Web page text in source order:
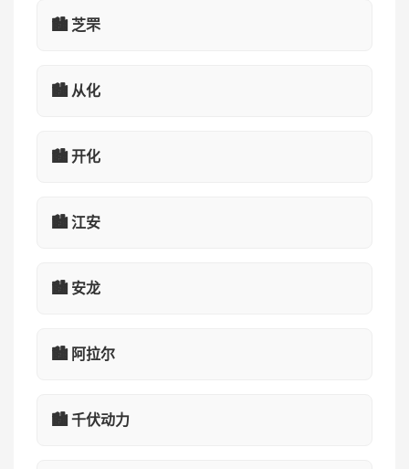
🏙️ 芝罘
🏙️ 从化
🏙️ 开化
🏙️ 江安
🏙️ 安龙
🏙️ 阿拉尔
🏙️ 千伏动力